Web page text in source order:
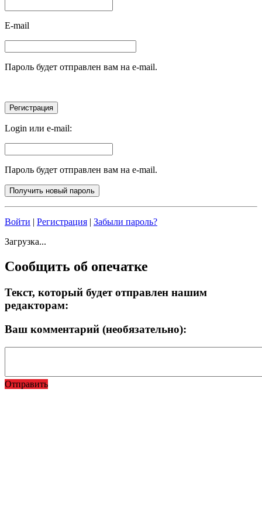
E-mail
Пароль будет отправлен вам на e-mail.
Login или e-mail:
Пароль будет отправлен вам на e-mail.
Войти | Регистрация | Забыли пароль?
Загрузка...
Сообщить об опечатке
Текст, который будет отправлен нашим
редакторам:
Ваш комментарий (необязательно):
Отправить